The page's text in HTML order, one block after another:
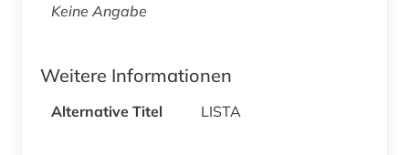
Keine Angabe
Weitere Informationen
Alternative Titel LISTA